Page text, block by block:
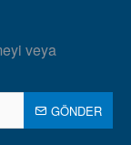
veya
GÖNDER